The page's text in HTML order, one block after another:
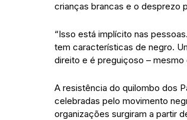
crianças brancas e o desprezo
“Isso está implícito nas
tem características de negro.
direito e é preguiçoso –
A resistência do quilombo dos
celebradas pelo movimento
organizações surgiram a partir